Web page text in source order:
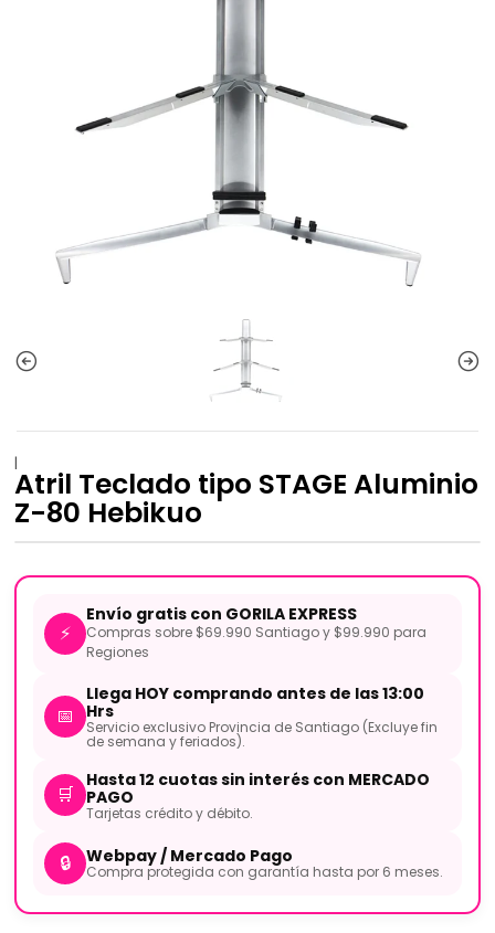
|
Atril Teclado tipo STAGE Aluminio
Z-80 Hebikuo
⚡
Envío gratis con GORILA EXPRESS
Compras sobre $69.990 Santiago y $99.990 para
Regiones
📅
Llega HOY comprando antes de las 13:00
Hrs
Servicio exclusivo Provincia de Santiago (Excluye fin
de semana y feriados).
🛒
Hasta 12 cuotas sin interés con MERCADO
PAGO
Tarjetas crédito y débito.
🔒 Webpay / Mercado Pago
Compra protegida con garantía hasta por 6 meses.